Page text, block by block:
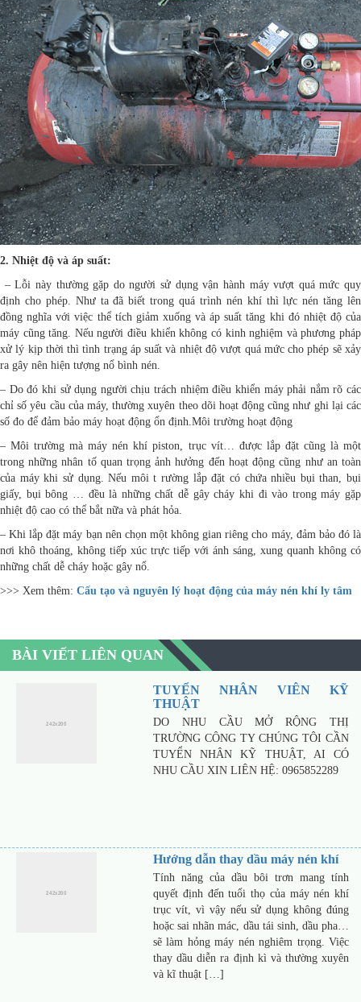
2. Nhiệt độ và áp suất:
– Lỗi này thường gặp do người sử dụng vận hành máy vượt quá mức quy
định cho phép. Như ta đã biết trong quá trình nén khí thì lực nén tăng lên
đồng nghĩa với việc thể tích giảm xuống và áp suất tăng khi đó nhiệt độ của
máy cũng tăng. Nếu người điều khiển không có kinh nghiệm và phương pháp
xử lý kịp thời thì tình trạng áp suất và nhiệt độ vượt quá mức cho phép sẽ xảy
ra gây nên hiện tượng nổ bình nén.
– Do đó khi sử dụng người chịu trách nhiệm điều khiển máy phải nắm rõ các
chỉ số yêu cầu của máy, thường xuyên theo dõi hoạt động cũng như ghi lại các
số đo để đảm bảo máy hoạt động ổn định.Môi trường hoạt động
– Môi trường mà máy nén khí piston, trục vít… được lắp đặt cũng là một
trong những nhân tố quan trọng ảnh hưởng đến hoạt động cũng như an toàn
của máy khi sử dụng. Nếu môi t rường lắp đặt có chứa nhiều bụi than, bụi
giấy, bụi bông … đều là những chất dễ gây cháy khi đi vào trong máy gặp
nhiệt độ cao có thể bắt nữa và phát hỏa.
– Khi lắp đặt máy bạn nên chọn một không gian riêng cho máy, đảm bảo đó là
nơi khô thoáng, không tiếp xúc trực tiếp với ánh sáng, xung quanh không có
những chất dễ cháy hoặc gây nổ.
>>> Xem thêm: Cấu tạo và nguyên lý hoạt động của máy nén khí ly tâm
BÀI VIẾT LIÊN QUAN
TUYỂN NHÂN VIÊN KỸ
THUẬT
DO NHU CẦU MỞ RỘNG THỊ
TRƯỜNG CÔNG TY CHÚNG TÔI CẦN
TUYỂN NHÂN KỸ THUẬT, AI CÓ
NHU CẦU XIN LIÊN HỆ: 0965852289
Hướng dẫn thay dầu máy nén khí
Tính năng của dầu bôi trơn mang tính
quyết định đến tuổi thọ của máy nén khí
trục vít, vì vậy nếu sử dụng không đúng
hoặc sai nhãn mác, dầu tái sinh, dầu pha…
sẽ làm hỏng máy nén nghiêm trọng. Việc
thay dầu diễn ra định kì và thường xuyên
và kĩ thuật […]